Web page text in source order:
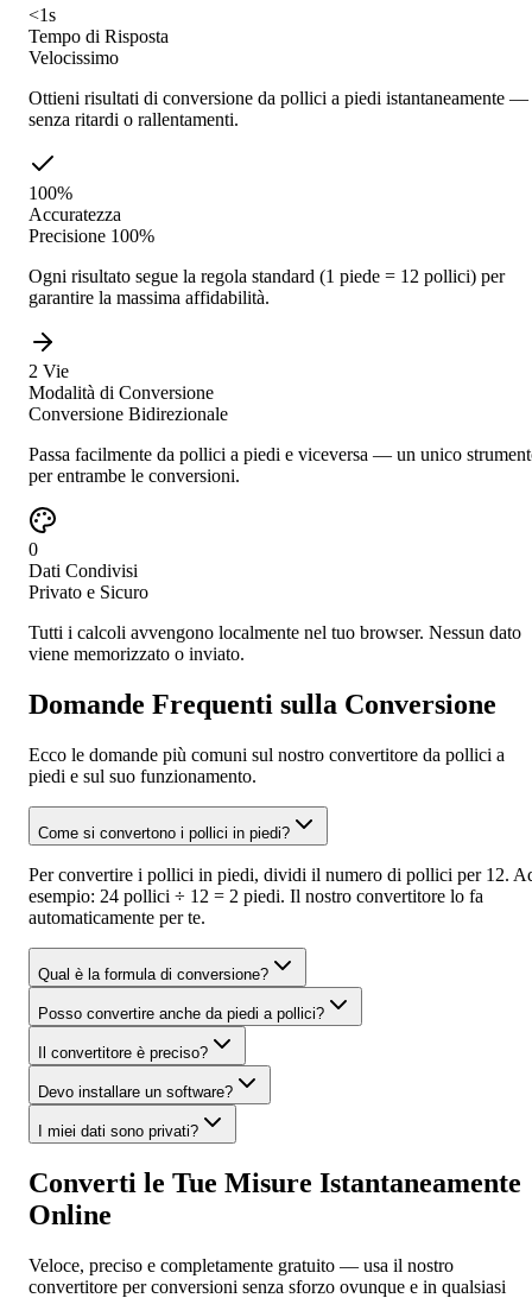
<1s
Tempo di Risposta
Velocissimo
Ottieni risultati di conversione da pollici a piedi istantaneamente —
senza ritardi o rallentamenti.
100%
Accuratezza
Precisione 100%
Ogni risultato segue la regola standard (1 piede = 12 pollici) per
garantire la massima affidabilità.
2 Vie
Modalità di Conversione
Conversione Bidirezionale
Passa facilmente da pollici a piedi e viceversa — un unico
per entrambe le conversioni.
0
Dati Condivisi
Privato e Sicuro
Tutti i calcoli avvengono localmente nel tuo browser. Nessun dato
viene memorizzato o inviato.
Domande Frequenti sulla Conversione
Ecco le domande più comuni sul nostro convertitore da pollici a
piedi e sul suo funzionamento.
Come si convertono i pollici in piedi?
Per convertire i pollici in piedi, dividi il numero di pollici per 12.
esempio: 24 pollici ÷ 12 = 2 piedi. Il nostro convertitore lo fa
automaticamente per te.
Qual è la formula di conversione?
Posso convertire anche da piedi a pollici?
Il convertitore è preciso?
Devo installare un software?
I miei dati sono privati?
Converti le Tue Misure Istantaneamente
Online
Veloce, preciso e completamente gratuito — usa il nostro
convertitore per conversioni senza sforzo ovunque e in qualsiasi